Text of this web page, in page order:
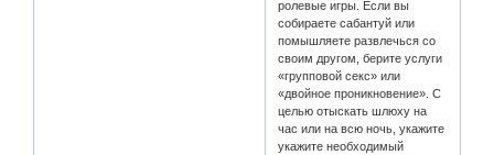
ролевые игры. Если вы
собираете сабантуй или
помышляете развлечься со
своим другом, берите услуги
«групповой секс» или
«двойное проникновение». С
целью отыскать шлюху на
час или на всю ночь, укажите
укажите необходимый